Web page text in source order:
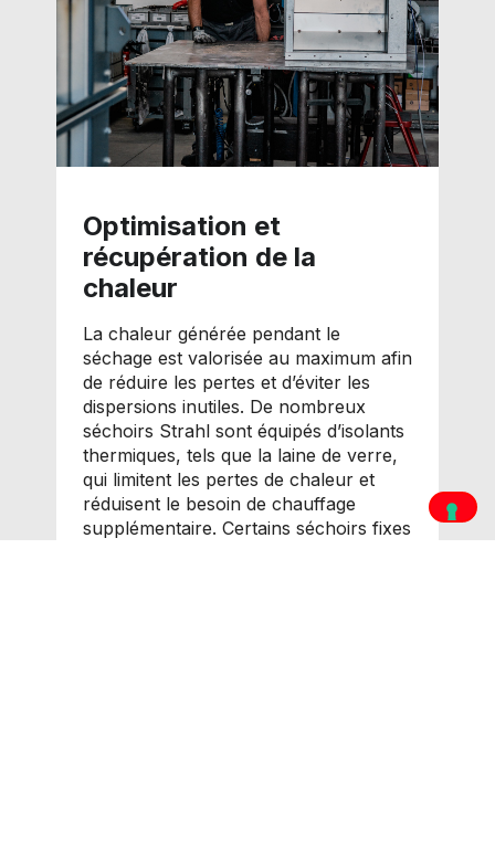
Optimisation et
récupération de la
chaleur
La chaleur générée pendant le
séchage est valorisée au maximum afin
de réduire les pertes et d’éviter les
dispersions inutiles. De nombreux
séchoirs Strahl sont équipés d’isolants
thermiques, tels que la laine de verre,
qui limitent les pertes de chaleur et
réduisent le besoin de chauffage
supplémentaire. Certains séchoirs fixes